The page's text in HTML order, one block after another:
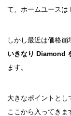
て、ホームユースは
しかし最近は価格崩
いきなり Diamond
ます。
大きなポイントと
ここから入ってきま